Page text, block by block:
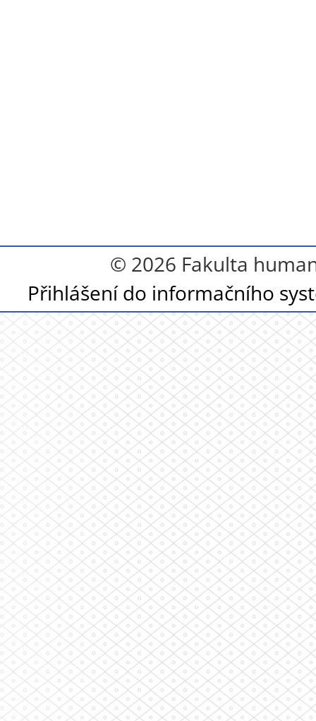
© 2026 Fakulta
Přihlášení do informačního